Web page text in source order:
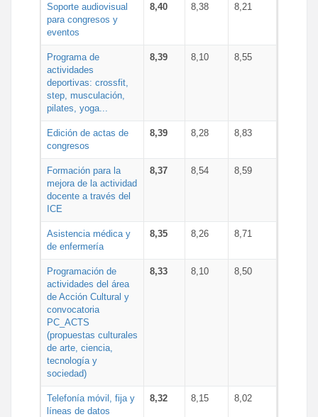
Soporte audiovisual
para congresos y
eventos
8,40 8,38 8,21
Programa de
actividades
deportivas: crossfit,
step, musculación,
pilates, yoga...
8,39 8,10 8,55
Edición de actas de
congresos
8,39 8,28 8,83
Formación para la
mejora de la actividad
docente a través del
ICE
8,37 8,54 8,59
Asistencia médica y
de enfermería
8,35 8,26 8,71
Programación de
actividades del área
de Acción Cultural y
convocatoria
PC_ACTS
(propuestas culturales
de arte, ciencia,
tecnología y
sociedad)
8,33 8,10 8,50
Telefonía móvil, fija y
líneas de datos
8,32 8,15 8,02